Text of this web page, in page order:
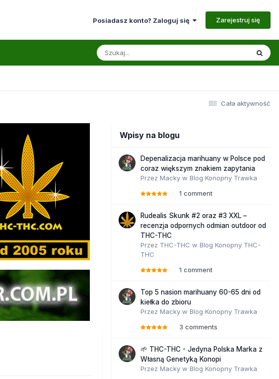
Posiadasz konto? Zaloguj się Zarejestruj się
Cała aktywność
Wpisy na blogu
Depenalizacja marihuany w Polsce pod
coraz większym znakiem zapytania
Przez Macky w Blog Konopny Trawka
1 comment
Rudealis Skunk #2 oraz #3 XXL –
recenzja odpornych odmian outdoor od
THC-THC
Przez THC-THC w Blog Konopny THC-
THC
1 comment
Top 5 nasion marihuany 60-65 dni od
kiełka do zbioru
Przez Macky w Blog Konopny Trawka
3 comments
🌱 THC-THC - Jedyna Polska Marka z
Własną Genetyką Konopi
Przez Macky w Blog Konopny Trawka